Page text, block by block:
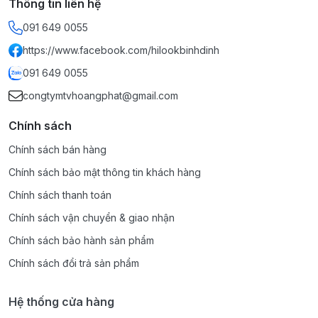
Thông tin liên hệ
091 649 0055
https://www.facebook.com/hilookbinhdinh
091 649 0055
congtymtvhoangphat@gmail.com
Chính sách
Chính sách bán hàng
Chính sách bảo mật thông tin khách hàng
Chính sách thanh toán
Chính sách vận chuyển & giao nhận
Chính sách bảo hành sản phẩm
Chính sách đổi trả sản phẩm
Hệ thống cửa hàng